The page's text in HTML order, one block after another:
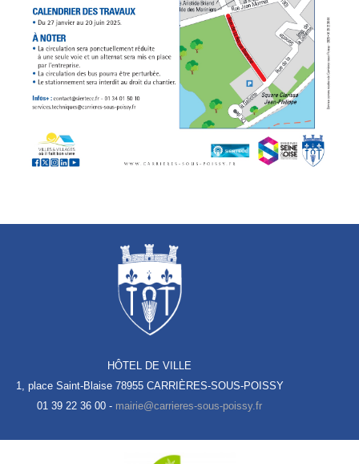
HÔTEL DE VILLE
1, place Saint-Blaise 78955 CARRIÈRES-SOUS-POISSY
01 39 22 36 00 -